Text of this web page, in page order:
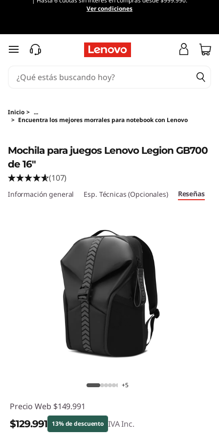
Ver condiciones
Ir al contenido principal
Inicio > ...
> Encuentra los mejores morrales para notebook con Lenovo
Mochila para juegos Lenovo Legion GB700
de 16"
(107)
Información general Esp. Técnicas (Opcionales) Reseñas
+5
Precio Web $149.991
$129.991 13% de descuento IVA Inc.